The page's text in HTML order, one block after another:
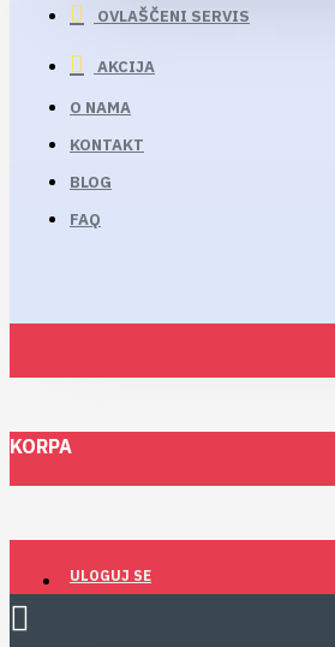
OVLAŠČENI SERVIS
AKCIJA
O NAMA
KONTAKT
BLOG
FAQ
KORPA
ULOGUJ SE